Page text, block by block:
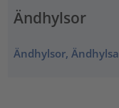
Ändhylsor
Ändhylsor, Ändhylsa